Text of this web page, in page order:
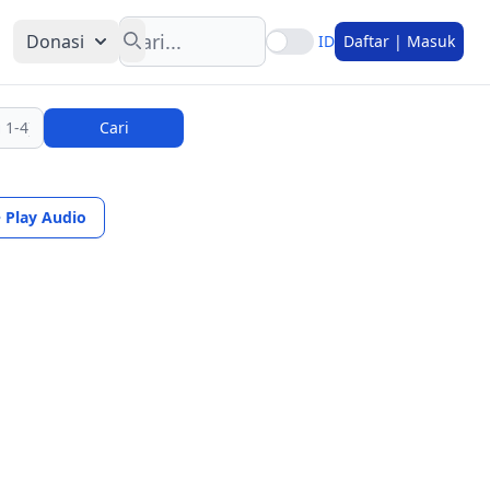
Donasi
Search
ID Daftar | Masuk
Cari
Play Audio